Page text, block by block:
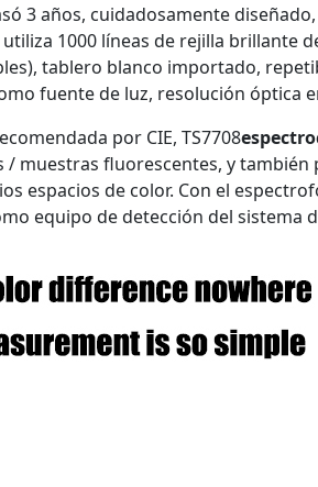
3 años, cuidadosamente
1000 líneas de rejilla brillante
tablero blanco importado,
fuente de luz, resolución óptica
por CIE, TS7708
/ muestras fluorescentes, y
espacios de color. Con el
equipo de detección del sistema